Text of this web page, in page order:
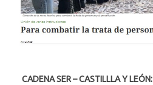
CADENA SER – CASTILLLA Y LEÓN: